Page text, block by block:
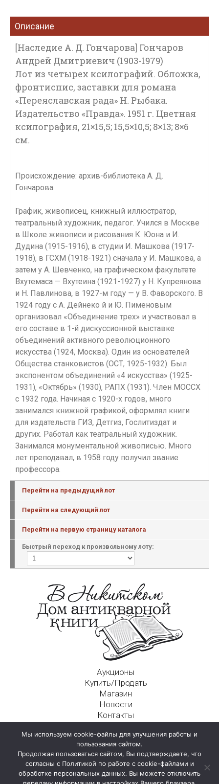
Описание
[Наследие А. Д. Гончарова] Гончаров
Андрей Дмитриевич (1903-1979)
Лот из четырех ксилографий. Обложка,
фронтиспис, заставки для романа
«Переяславская рада» Н. Рыбака.
Издательство «Правда». 1951 г. Цветная
ксилография, 21×15,5; 15,5×10,5; 8×13; 8×6
см.
Происхождение: архив-библиотека А. Д.
Гончарова.
График, живописец, книжный иллюстратор,
театральный художник, педагог. Учился в Москве
в Школе живописи и рисования К. Юона и И.
Дудина (1915-1916), в студии И. Машкова (1917-
1918), в ГСХМ (1918-1921) сначала у И. Машкова, а
затем у А. Шевченко, на графическом факультете
Вхутемаса — Вхутеина (1921-1927) у Н. Купреянова
и Н. Павлинова, в 1927-м году — у В. Фаворского. В
1924 году с А. Дейнеко й и Ю. Пименовым
организовал «Объединение трех» и участвовал в
его составе в 1-й дискуссионной выставке
объединений активного революционного
искусства (1924, Москва). Один из основателей
Общества станковистов (ОСТ, 1925-1932). Был
экспонентом объединений «4 искусства» (1925-
1931), «Октябрь» (1930), РАПХ (1931). Член МОССХ
с 1932 года. Начиная с 1920-х годов, много
занимался книжной графикой, оформлял книги
для издательств ГИЗ, Детгиз, Гослитиздат и
других. Работал как театральный художник.
Занимался монументальной живописью. Много
лет преподавал, в 1958 году получил звание
профессора.
Перейти на предыдущий лот
Перейти на следующий лот
Перейти на первую страницу каталога
Быстрый переход к произвольному лоту:
Аукционы
Купить/Продать
Магазин
Новости
Контакты
125009, г. Москва, Никитский пер., д. 4а, стр. 1
Мы используем cookie-файлы для улучшения работы и
пользования сайтом.
Продолжая пользоваться сайтом, Вы подтверждаете, что
согласны с Политикой по работе с cookie-файлами и
обработке персональных данных. Вы можете отключить